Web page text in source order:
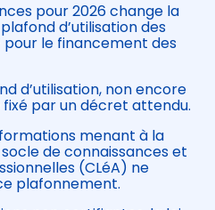
pour 2026 change la
d’utilisation des
pour le financement des
d’utilisation, non encore
par un décret attendu.
menant à la
de connaissances et
(CLéA) ne
plafonnement.